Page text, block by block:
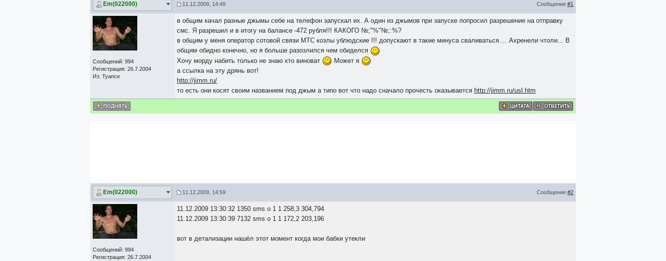
Em(022000) 11.12.2009, 14:49 Сообщение #1
Сообщений: 994
Регистрация: 26.7.2004
Из: Туапсе
в общим качал разные джымы себе на телефон запускал их. А один из джымов при запуске попросил разрешение на отправку
смс. Я разрешил и в итогу на балансе -472 рубля!!! КАКОГО №;"%"№;:%?
в общим у меня оператор сотовой связи МТС козлы ублюдские !!! допускают в такие минуса сваливаться.... Ахренели чтоли... В
общим обидно конечно, но я больше разозлился чем обиделся
Хочу морду набить только не знаю кто виноват
Может я
а ссылка на эту дрянь вот!
http://jimm.ru/
то есть они косят своим названием под джым а типо вот что надо сначало прочесть оказывается http://jimm.ru/usl.htm
Em(022000) 11.12.2009, 14:59 Сообщение #2
Сообщений: 994
Регистрация: 26.7.2004
11.12.2009 13:30:32 1350 sms o 1 1 258,3 304,794
11.12.2009 13:30:39 7132 sms o 1 1 172,2 203,196
вот в детализации нашёл этот момент когда мои бабки утекли